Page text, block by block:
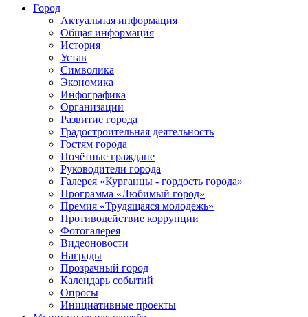
Город
Актуальная информация
Общая информация
История
Устав
Символика
Экономика
Инфографика
Организации
Развитие города
Градостроительная деятельность
Гостям города
Почётные граждане
Руководители города
Галерея «Курганцы - гордость города»
Программа «Любимый город»
Премия «Трудящаяся молодежь»
Противодействие коррупции
Фотогалерея
Видеоновости
Награды
Прозрачный город
Календарь событий
Опросы
Инициативные проекты